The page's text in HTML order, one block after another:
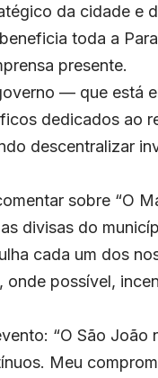
da cidade e
toda a
presente.
— que está
dedicados ao
descentralizar
sobre “O
divisas do
cada um dos
possível,
“O São João
Meu